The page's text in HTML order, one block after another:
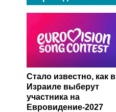
Стало известно, как в
Израиле выберут
участника на
Евровидение-2027